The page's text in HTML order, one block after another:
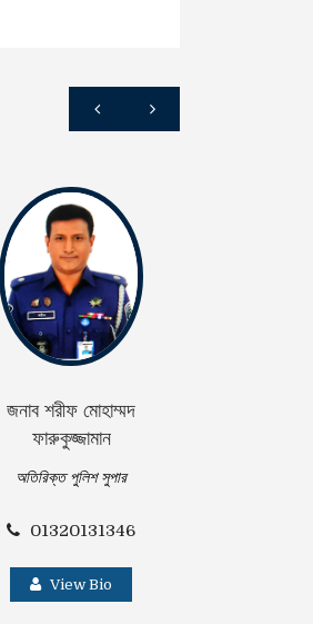
জনাব শরীফ মোহাম্মদ
ফারুকুজ্জামান
অতিরিক্ত পুলিশ সুপার
01320131346
View Bio